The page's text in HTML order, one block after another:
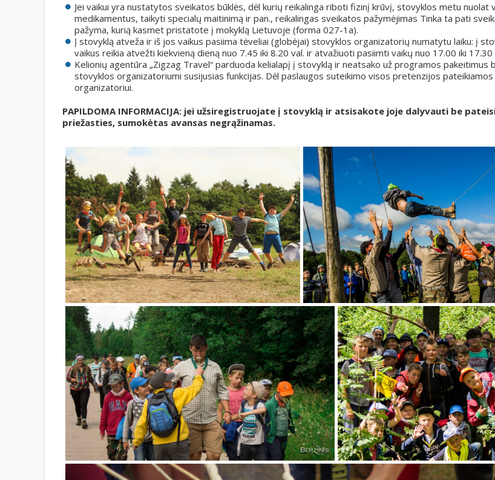
Jei vaikui yra nustatytos sveikatos būklės, dėl kurių reikalinga riboti fizinį krūvį, stovyklos metu nuolat
medikamentus, taikyti specialų maitinimą ir pan., reikalingas sveikatos pažymėjimas Tinka ta pati
pažyma, kurią kasmet pristatote į mokyklą Lietuvoje (forma 027-1a).
Į stovyklą atveža ir iš jos vaikus pasiima tėveliai (globėjai) stovyklos organizatorių numatytu laiku: į
vaikus reikia atvežti kiekvieną dieną nuo 7.45 iki 8.20 val. ir atvažiuoti pasiimti vaikų nuo 17.00 iki 17.30
Kelionių agentūra „Zigzag Travel“ parduoda kelialapį į stovyklą ir neatsako už programos pakeitimus
stovyklos organizatoriumi susijusias funkcijas. Dėl paslaugos suteikimo visos pretenzijos
organizatoriui.
PAPILDOMA INFORMACIJA: jei užsiregistruojate į stovyklą ir atsisakote joje dalyvauti be
priežasties, sumokėtas avansas negrąžinamas.